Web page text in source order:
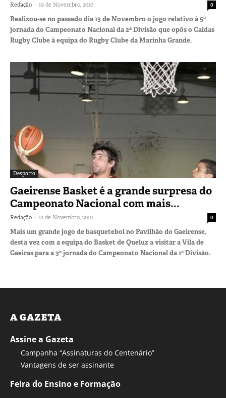
Redação - 19 de Novembro, 2010 0
Realizou-se no passado dia 13 de Novembro o jogo relativo à 5ª
jornada do Campeonato Nacional da 2ª Divisão que opôs o Caldas
Rugby Clube à equipa do Rugby Clube da Marinha Grande.
Desporto
Gaeirense Basket é a grande surpresa do
Campeonato Nacional com mais...
Redação - 12 de Novembro, 2010 0
Mais um grande jogo de basquetebol no Pavilhão do Gaeirense,
desta vez com a equipa do Basket de Queluz a visitar a Vila de
Gaeiras para a 3ª jornada do Campeonato Nacional da 1ª Divisão.
A GAZETA
Assine a Gazeta
Campanha “Assinaturas do Centenário”
Vantagens de ser assinante
Feira do Ensino e Formação